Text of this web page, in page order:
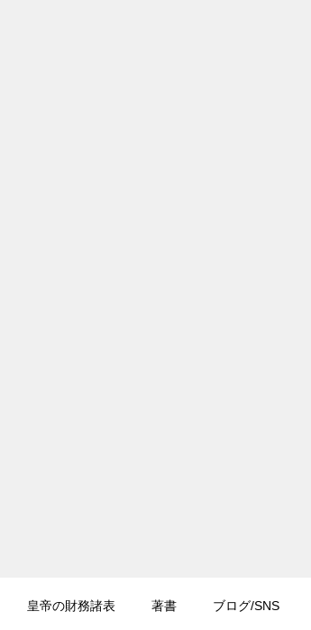
皇帝の財務諸表 著書 ブログ/SNS